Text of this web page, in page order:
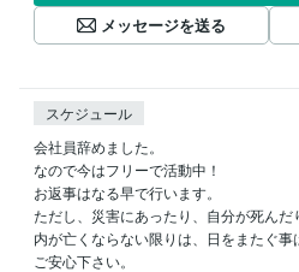
メッセージを送る
スケジュール
会社員辞めました。
なので今はフリーで活動中！
お返事はなる早で行います。
ただし、災害にあったり、自分が死ん
内が亡くならない限りは、日をまたぐ事
ご安心下さい。